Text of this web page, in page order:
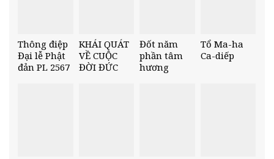
Thông điệp
Đại lễ Phật
đản PL 2567
KHÁI QUÁT
VỀ CUỘC
ĐỜI ĐỨC
Đốt năm
phần tâm
hương
Tổ Ma-ha
Ca-diếp